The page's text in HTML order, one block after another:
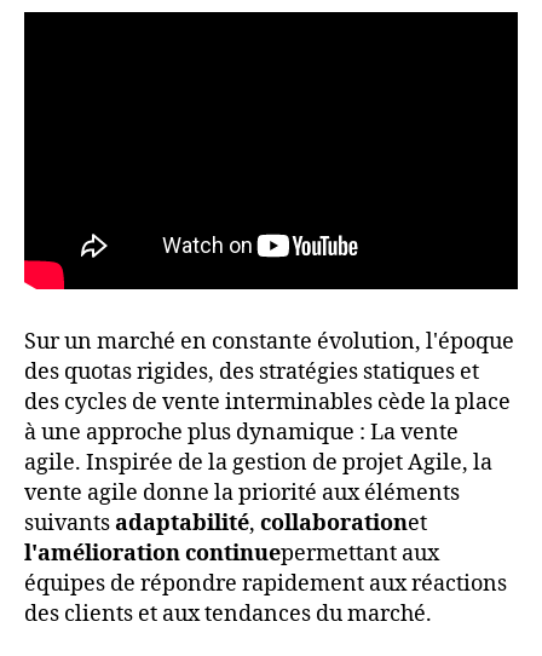
Sur un marché en constante évolution, l'époque
des quotas rigides, des stratégies statiques et
des cycles de vente interminables cède la place
à une approche plus dynamique : La vente
agile. Inspirée de la gestion de projet Agile, la
vente agile donne la priorité aux éléments
suivantsadaptabilité, collaborationet
l'amélioration continuepermettant aux
équipes de répondre rapidement aux réactions
des clients et aux tendances du marché.